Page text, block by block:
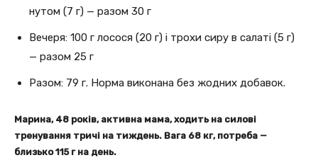
нутом (7 г) — разом 30 г
Вечеря: 100 г лосося (20 г) і трохи сиру в салаті (5 г)
— разом 25 г
Разом: 79 г. Норма виконана без жодних добавок.
Марина, 48 років, активна мама, ходить на силові
тренування тричі на тиждень. Вага 68 кг, потреба —
близько 115 г на день.